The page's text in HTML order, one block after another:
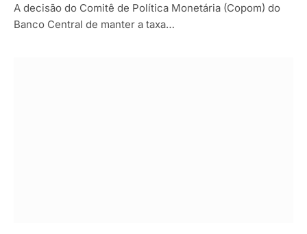
A decisão do Comitê de Política Monetária (Copom) do
Banco Central de manter a taxa…